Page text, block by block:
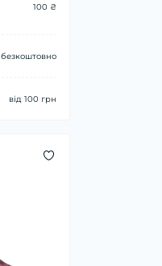
100 ₴
безкоштовно
від 100 грн